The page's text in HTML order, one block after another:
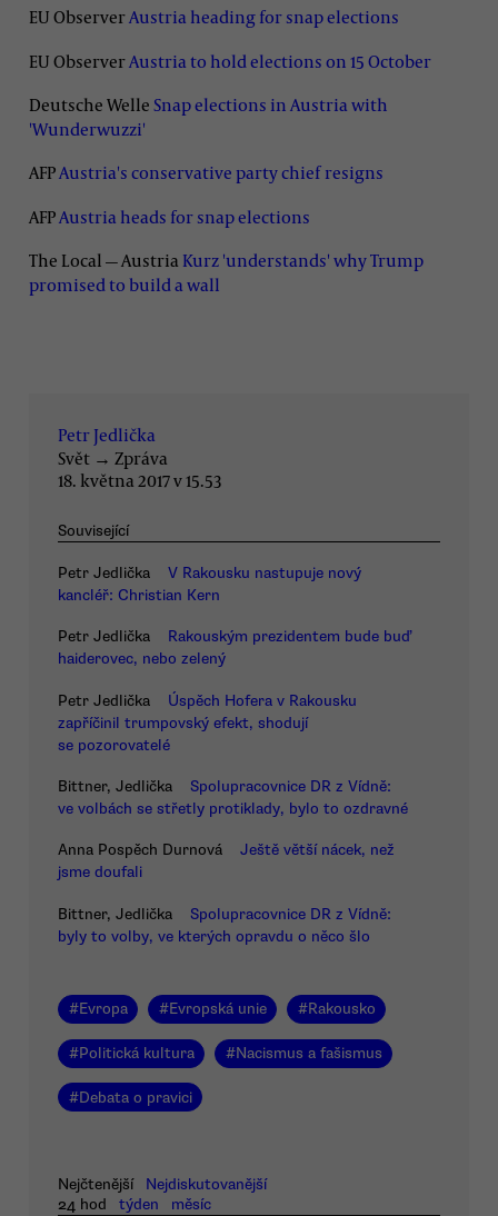
EU ObserverAustria heading for snap elections
EU ObserverAustria to hold elections on 15 October
Deutsche Welle Snap elections in Austria with
'Wunderwuzzi'
AFPAustria's conservative party chief resigns
AFPAustria heads for snap elections
The Local — Austria Kurz 'understands' why Trump
promised to build a wall
Petr Jedlička
Svět → Zpráva
18. května 2017 v 15.53
Související
Petr Jedlička
V Rakousku nastupuje nový
kancléř: Christian Kern
Petr Jedlička
Rakouským prezidentem bude buď
haiderovec, nebo zelený
Petr Jedlička
Úspěch Hofera v Rakousku
zapříčinil trumpovský efekt, shodují
se pozorovatelé
Bittner, Jedlička
Spolupracovnice DR z Vídně:
ve volbách se střetly protiklady, bylo to ozdravné
Anna Pospěch Durnová
Ještě větší nácek, než
jsme doufali
Bittner, Jedlička
Spolupracovnice DR z Vídně:
byly to volby, ve kterých opravdu o něco šlo
#Evropa #Evropská unie #Rakousko
#Politická kultura #Nacismus a fašismus
#Debata o pravici
Nejčtenější
Nejdiskutovanější
24 hod
týden měsíc